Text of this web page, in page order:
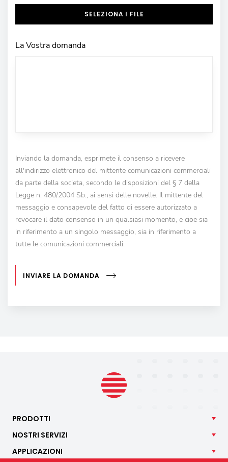
SELEZIONA I FILE
La Vostra domanda
Inviando la domanda, esprimete il consenso a ricevere
all'indirizzo elettronico del mittente comunicazioni commerciali
da parte della societa, secondo le disposizioni del § 7 della
Legge n. 480/2004 Sb., ai sensi delle novelle. Il mittente del
messaggio e consapevole del fatto di essere autorizzato a
revocare il dato consenso in un qualsiasi momento, e cioe sia
in riferimento a un singolo messaggio, sia in riferimento a
tutte le comunicazioni commerciali.
INVIARE LA DOMANDA
PRODOTTI
NOSTRI SERVIZI
APPLICAZIONI